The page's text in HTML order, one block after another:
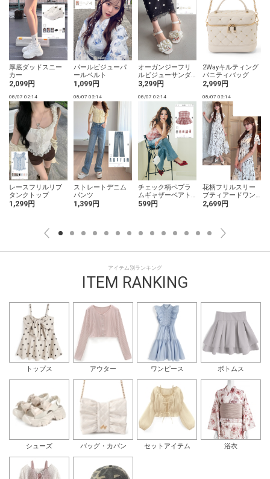
厚底ダッドスニー
カー
2,099円
パールビジューパ
ールベルト
1,099円
オーガンジーフリ
ルビジューサンダ
ル
3,299円
2Wayキルティング
バニティバッグ
2,999円
08/07 02:14
レースフリルリブ
タンクトップ
1,299円
08/07 02:14
ストレートデニム
パンツ
1,399円
08/07 02:14
チェック柄ペプラ
ムギャザーベアト
ップ
599円
08/07 02:14
花柄フリルスリー
ブティアードワン
ピース
2,699円
アイテム別ランキング
ITEM RANKING
トップス アウター ワンピース ボトムス
シューズ バッグ・カバン セットアイテム 浴衣